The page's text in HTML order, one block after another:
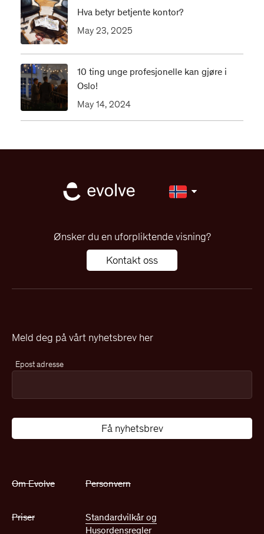
Hva betyr betjente kontor?
May 23, 2025
‍10 ting unge profesjonelle kan gjøre i
Oslo!
May 14, 2024
Ønsker du en uforpliktende visning?
Kontakt oss
Meld deg på vårt nyhetsbrev her
Epost adresse
Om Evolve
Priser
Personvern
Standardvilkår og
Husordensregler